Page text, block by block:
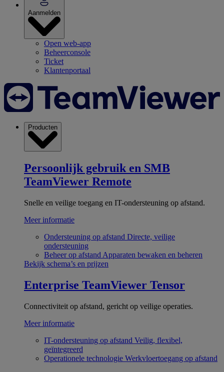
Aanmelden
Open web-app
Beheerconsole
Ticket
Klantenportaal
Producten
Persoonlijk gebruik en SMB
TeamViewer Remote
Snelle en veilige toegang en IT-ondersteuning op afstand.
Meer informatie
Ondersteuning op afstand Directe, veilige
ondersteuning
Beheer op afstand Apparaten bewaken en beheren
Bekijk schema’s en prijzen
Enterprise TeamViewer Tensor
Connectiviteit op afstand, gericht op veilige operaties.
Meer informatie
IT-ondersteuning op afstand Veilig, flexibel,
geïntegreerd
Operationele technologie Werkvloertoegang op afstand